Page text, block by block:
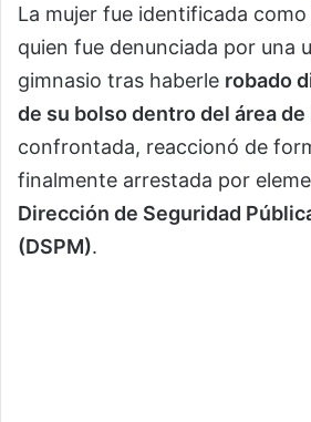
La mujer fue identificada como
quien fue denunciada por una
gimnasio tras haberle robado
de su bolso dentro del área
confrontada, reaccionó de
finalmente arrestada por
Dirección de Seguridad
(DSPM).